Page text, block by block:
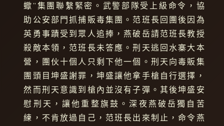
蠍”集團聯繫緊密。武警部隊受上級命令，協
助公安部門抓捕販毒集團。范班長回團後因為
英勇事蹟受到眾人追捧，燕破岳請范班長教授
殺敵本領，范班長未答應。刑天逃回水寨大本
營，團伙十個人只剩下他一個。刑天向毒販集
團頭目坤盛謝罪，坤盛讓他拿手槍自行選擇，
然而刑天意識到槍內並沒有子彈。其後坤盛安
慰刑天，讓他重整旗鼓。深夜燕破岳獨自苦
練，不肯放過自己，范班長出來制止，命令燕